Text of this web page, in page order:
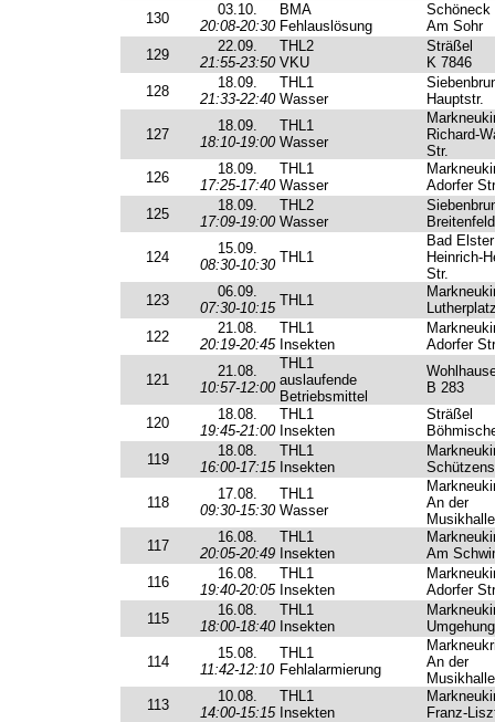
130
03.10.
20:08-20:30
BMA
Fehlauslösung
Schöneck
Am Sohr
129
22.09.
21:55-23:50
THL2
VKU
Sträßel
K 7846
128
18.09.
21:33-22:40
THL1
Wasser
Hauptstr.
127
18.09.
18:10-19:00
THL1
Wasser
Richard-
Str.
126
18.09.
17:25-17:40
THL1
Wasser
Adorfer
125
18.09.
17:09-19:00
THL2
Wasser
124
15.09.
08:30-10:30 THL1
Bad Elster
Heinrich-
Str.
123
06.09.
07:30-10:15 THL1
122
21.08.
20:19-20:45
THL1
Insekten
Adorfer
121
21.08.
10:57-12:00
THL1
auslaufende
Betriebsmittel
B 283
120
18.08.
19:45-21:00
THL1
Insekten
Sträßel
119
18.08.
16:00-17:15
THL1
Insekten
118
17.08.
09:30-15:30
THL1
Wasser
An der
Musikhalle
117
16.08.
20:05-20:49
THL1
Insekten
Am
116
16.08.
19:40-20:05
THL1
Insekten
Adorfer
115
16.08.
18:00-18:40
THL1
Insekten
114
15.08.
11:42-12:10
THL1
Fehlalarmierung
An der
Musikhalle
113
10.08.
14:00-15:15
THL1
Insekten
Franz-